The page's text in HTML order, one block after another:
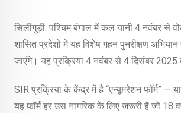
सिलीगुड़ी: पश्चिम बंगाल में कल यानी 4 नवंबर से
शासित प्रदेशों में यह विशेष गहन पुनरीक्षण
जाएंगे। यह प्रक्रिया 4 नवंबर से 4 दिसंबर 2025
SIR प्रक्रिया के केंद्र में है “एन्यूमरेशन फॉर्म” —
यह फॉर्म हर उस नागरिक के लिए जरूरी है जो 18